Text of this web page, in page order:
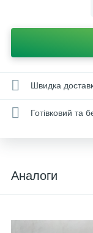
Швидка
Готівковий та
Аналоги